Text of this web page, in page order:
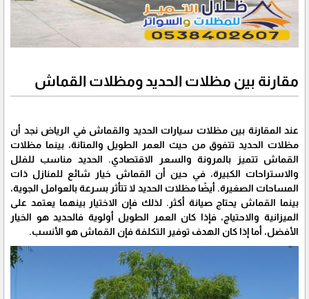
مقارنة بين مظلات الحديد ومظلات القماش
عند المقارنة بين مظلات سيارات الحديد والقماش في الرياض نجد أن
مظلات الحديد تتفوق من حيث العمر الطويل والمتانة، بينما مظلات
القماش تتميز بالمرونة والسعر الاقتصادي. الحديد مناسب للفلل
والاستراحات الكبيرة، في حين أن القماش خيار شائع للمنازل ذات
المساحات الصغيرة. أيضًا مظلات الحديد لا تتأثر بسرعة بالعوامل الجوية،
بينما القماش يحتاج صيانة أكثر. لذلك فإن الاختيار بينهما يعتمد على
الميزانية والاحتياج، فإذا كان العمر الطويل أولوية فالحديد هو الخيار
الأفضل، أما إذا كان الهدف توفير التكلفة فإن القماش هو الأنسب.